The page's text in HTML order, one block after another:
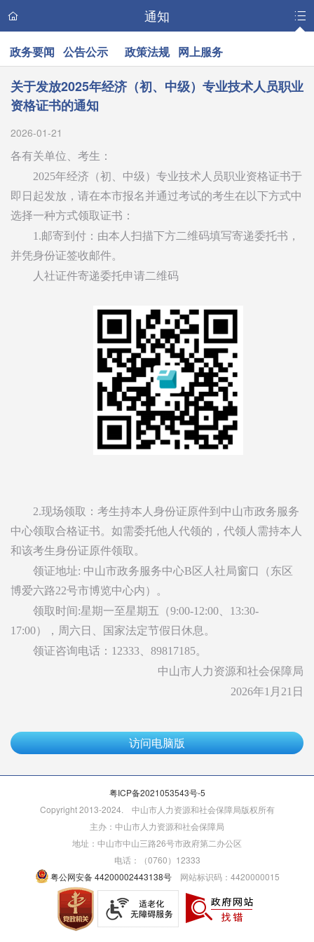
通知
政务要闻 公告公示 政策法规 网上服务
关于发放2025年经济（初、中级）专业技术人员职业
资格证书的通知
2026-01-21
各有关单位、考生：
2025年经济（初、中级）专业技术人员职业资格证书于
即日起发放，请在本市报名并通过考试的考生在以下方式中
选择一种方式领取证书：
1.邮寄到付：由本人扫描下方二维码填写寄递委托书，
并凭身份证签收邮件。
人社证件寄递委托申请二维码
2.现场领取：考生持本人身份证原件到中山市政务服务
中心领取合格证书。如需委托他人代领的，代领人需持本人
和该考生身份证原件领取。
领证地址: 中山市政务服务中心B区人社局窗口（东区
博爱六路22号市博览中心内）。
领取时间:星期一至星期五（9:00-12:00、13:30-
17:00），周六日、国家法定节假日休息。
领证咨询电话：12333、89817185。
中山市人力资源和社会保障局
2026年1月21日
访问电脑版
粤ICP备2021053543号-5
Copyright 2013-2024. 中山市人力资源和社会保障局版权所有
主办：中山市人力资源和社会保障局
地址：中山市中山三路26号市政府第二办公区
电话：（0760）12333
粤公网安备 44200002443138号
网站标识码：4420000015